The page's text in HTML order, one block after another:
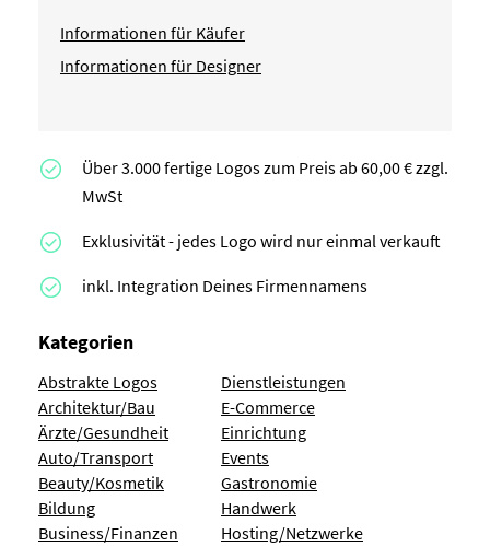
Informationen für Käufer
Informationen für Designer
Über 3.000 fertige Logos zum Preis ab 60,00 € zzgl.
MwSt
Exklusivität - jedes Logo wird nur einmal verkauft
inkl. Integration Deines Firmennamens
Kategorien
Abstrakte Logos
Architektur/Bau
Ärzte/Gesundheit
Auto/Transport
Beauty/Kosmetik
Bildung
Business/Finanzen
Dienstleistungen
E-Commerce
Einrichtung
Events
Gastronomie
Handwerk
Hosting/Netzwerke